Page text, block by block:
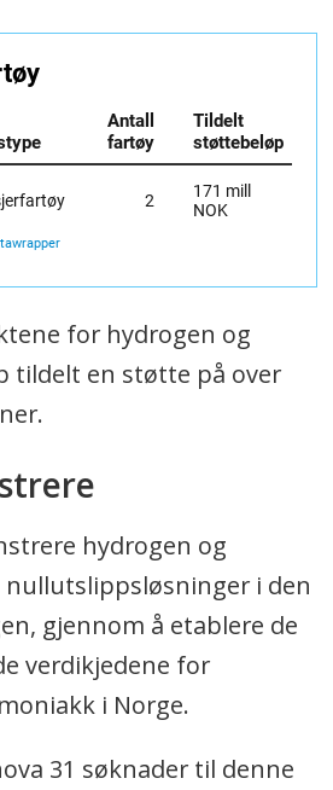
for hydrogen og
tildelt en støtte på over
hydrogen og
i den
gjennom å etablere de
verdikjedene for
i Norge.
31 søknader til denne